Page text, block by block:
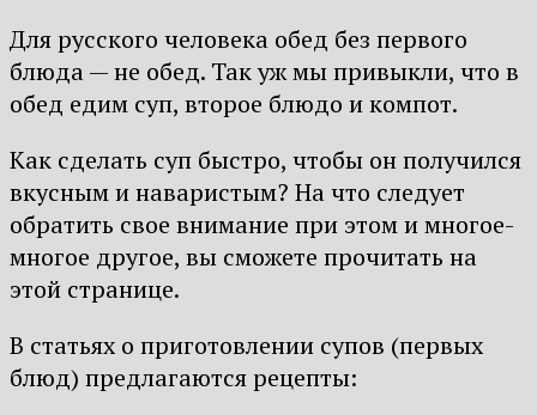
Для русского человека обед без первого
блюда — не обед. Так уж мы привыкли, что в
обед едим суп, второе блюдо и компот.
Как сделать суп быстро, чтобы он получился
вкусным и наваристым? На что следует
обратить свое внимание при этом и многое-
многое другое, вы сможете прочитать на
этой странице.
В статьях о приготовлении супов (первых
блюд) предлагаются рецепты: